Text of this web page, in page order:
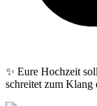
✨ Eure Hochzeit
schreitet zum Klang